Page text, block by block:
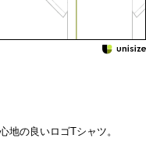
地の良いロゴTシャツ。